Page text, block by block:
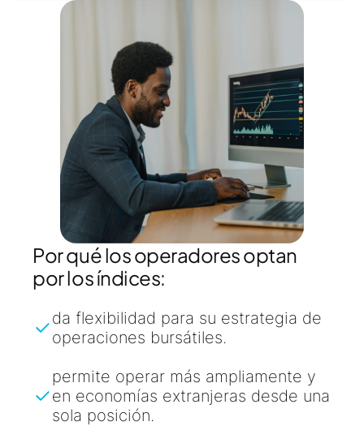
Por qué los operadores optan
por los índices:
da flexibilidad para su estrategia de
operaciones bursátiles.
permite operar más ampliamente y
en economías extranjeras desde una
sola posición.